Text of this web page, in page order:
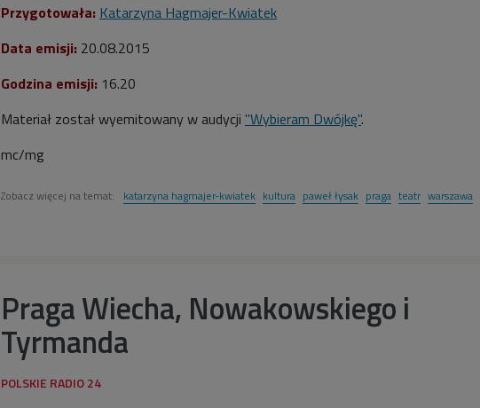
Przygotowała: Katarzyna Hagmajer-Kwiatek
Data emisji: 20.08.2015
Godzina emisji: 16.20
Materiał został wyemitowany w audycji "Wybieram Dwójkę".
mc/mg
Zobacz więcej na temat: katarzyna hagmajer-kwiatek kultura paweł łysak praga teatr warszawa
Praga Wiecha, Nowakowskiego i
Tyrmanda